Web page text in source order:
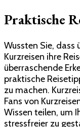
Praktische
Wussten Sie, dass
Kurzreisen ihre
überraschende
praktische
zu machen.
Fans von
Wissen teilen, um
stressfreier zu